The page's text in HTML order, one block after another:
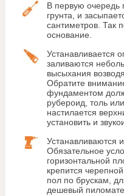
В первую очередь
грунта, и
сантиметров. Так
основание.
Устанавливается
заливаются
высыхания
Обратите
фундаментом
рубероид, толь
настилается
установить и
Устанавливаются
Обязательное
горизонтальной
крепится
пол по брускам,
дешевый